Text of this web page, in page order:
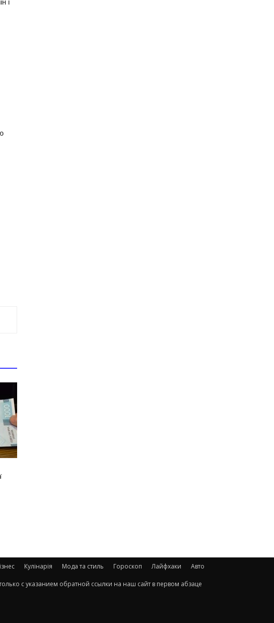
і
Кулінарія Мода та стиль Гороскоп Лайфхаки Авто
с указанием обратной ссылки на наш сайт в первом абзаце